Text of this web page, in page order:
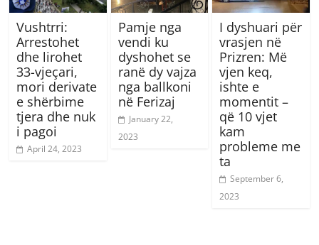
Vushtrri:
Arrestohet
dhe lirohet
33-vjeçari,
mori derivate
e shërbime
tjera dhe nuk
i pagoi
April 24, 2023
Pamje nga
vendi ku
dyshohet se
ranë dy vajza
nga ballkoni
në Ferizaj
January 22,
2023
I dyshuari për
vrasjen në
Prizren: Më
vjen keq,
ishte e
momentit –
që 10 vjet
kam
probleme me
ta
September 6,
2023